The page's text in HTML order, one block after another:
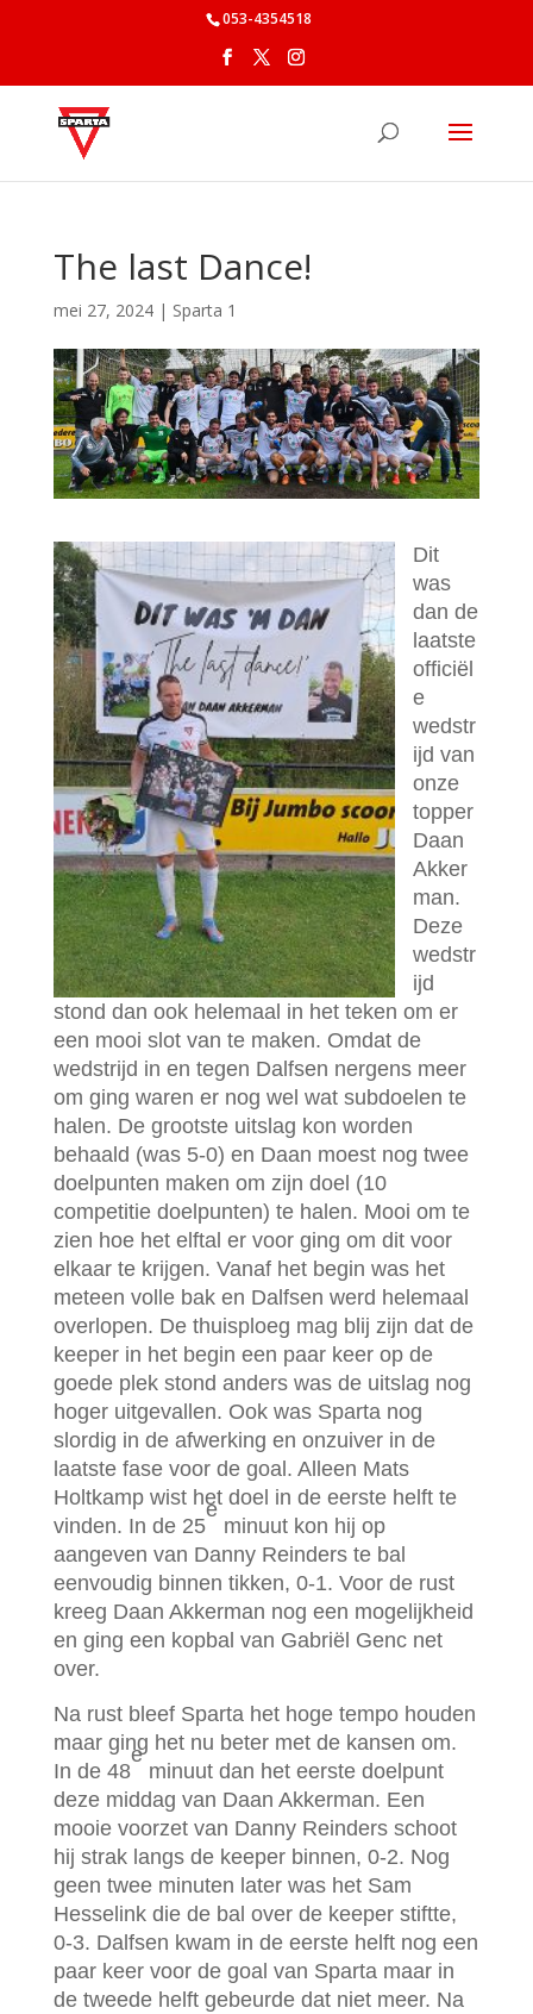
053-4354518
The last Dance!
mei 27, 2024| Sparta 1
Dit
was
dan de
laatste
officiël
e
wedstr
ijd van
onze
topper
Daan
Akker
man.
Deze
wedstr
ijd
stond dan ook helemaal in het teken om er
een mooi slot van te maken. Omdat de
wedstrijd in en tegen Dalfsen nergens meer
om ging waren er nog wel wat subdoelen te
halen. De grootste uitslag kon worden
behaald (was 5-0) en Daan moest nog twee
doelpunten maken om zijn doel (10
competitie doelpunten) te halen. Mooi om te
zien hoe het elftal er voor ging om dit voor
elkaar te krijgen. Vanaf het begin was het
meteen volle bak en Dalfsen werd helemaal
overlopen. De thuisploeg mag blij zijn dat de
keeper in het begin een paar keer op de
goede plek stond anders was de uitslag nog
hoger uitgevallen. Ook was Sparta nog
slordig in de afwerking en onzuiver in de
laatste fase voor de goal. Alleen Mats
Holtkamp wist het doel in de eerste helft te
vinden. In de 25
e
minuut kon hij op
aangeven van Danny Reinders te bal
eenvoudig binnen tikken, 0-1. Voor de rust
kreeg Daan Akkerman nog een mogelijkheid
en ging een kopbal van Gabriël Genc net
over.
Na rust bleef Sparta het hoge tempo houden
maar ging het nu beter met de kansen om.
In de 48
e
minuut dan het eerste doelpunt
deze middag van Daan Akkerman. Een
mooie voorzet van Danny Reinders schoot
hij strak langs de keeper binnen, 0-2. Nog
geen twee minuten later was het Sam
Hesselink die de bal over de keeper stiftte,
0-3. Dalfsen kwam in de eerste helft nog een
paar keer voor de goal van Sparta maar in
de tweede helft gebeurde dat niet meer. Na